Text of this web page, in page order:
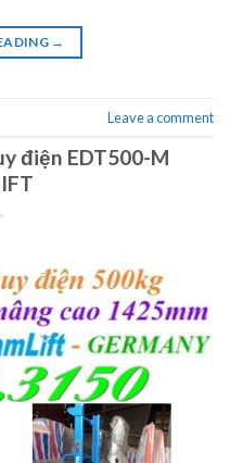
→
Leave a comment
điện EDT500-M